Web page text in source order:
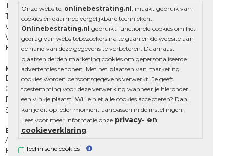
Onze website, onlinebestrating.nl , maakt gebruik van
cookies en daarmee vergelijkbare technieken.
Onlinebestrating.nl gebruikt functionele cookies om het
gedrag van websitebezoekers na te gaan en de website aan
de hand van deze gegevens te verbeteren. Daarnaast
plaatsen derden marketing cookies om gepersonaliseerde
advertenties te tonen. Met het plaatsen van marketing
cookies worden persoonsgegevens verwerkt. Je geeft
toestemming voor deze verwerking wanneer je hieronder
een vinkje plaatst. Wil je niet alle cookies accepteren? Dan
kan je dit op ieder moment aanpassen in de instellingen.
Lees voor meer informatie onze privacy- en
cookieverklaring.
Technische cookies
Trommelstenen
Tuinstenen
Waalformaat
Wildverband bestrating
Kingstones
Muurelementen
Betonbielzen
Opsluitbanden
Palissades
Stapelblokken
Extra benodigdheden
Afwatering en diversen
Beplantings en betonelementen